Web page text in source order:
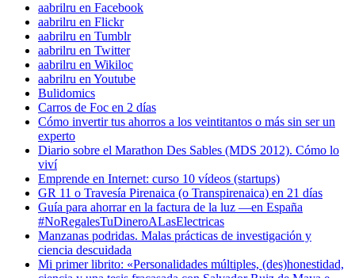
aabrilru en Facebook
aabrilru en Flickr
aabrilru en Tumblr
aabrilru en Twitter
aabrilru en Wikiloc
aabrilru en Youtube
Bulidomics
Carros de Foc en 2 días
Cómo invertir tus ahorros a los veintitantos o más sin ser un
experto
Diario sobre el Marathon Des Sables (MDS 2012). Cómo lo
viví
Emprende en Internet: curso 10 vídeos (startups)
GR 11 o Travesía Pirenaica (o Transpirenaica) en 21 días
Guía para ahorrar en la factura de la luz —en España
#NoRegalesTuDineroALasElectricas
Manzanas podridas. Malas prácticas de investigación y
ciencia descuidada
Mi primer librito: «Personalidades múltiples, (des)honestidad,